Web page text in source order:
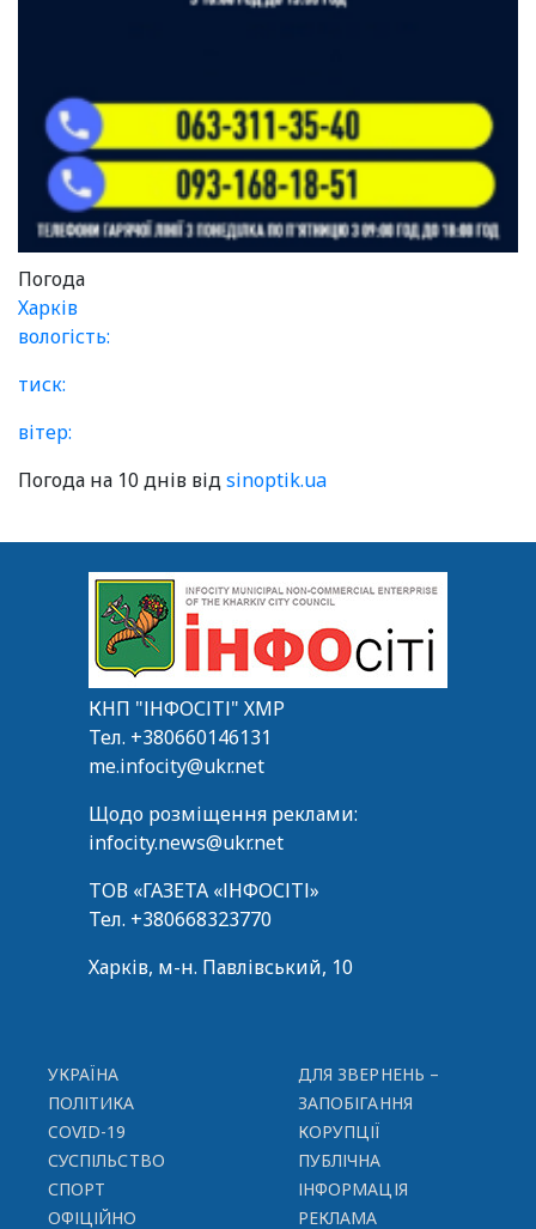
Погода
Харків
вологість:
тиск:
вітер:
Погода на 10 днів відsinoptik.ua
КНП "ІНФОСІТІ" ХМР
Тел. +380660146131
me.infocity@ukr.net
Щодо розміщення реклами:
infocity.news@ukr.net
ТОВ «ГАЗЕТА «ІНФОСІТІ»
Тел. +380668323770
Харків, м-н. Павлівський, 10
УКРАЇНА
ПОЛІТИКА
COVID-19
СУСПІЛЬСТВО
СПОРТ
ОФІЦІЙНО
ДЛЯ ЗВЕРНЕНЬ –
ЗАПОБІГАННЯ
КОРУПЦІЇ
ПУБЛІЧНА
ІНФОРМАЦІЯ
РЕКЛАМА